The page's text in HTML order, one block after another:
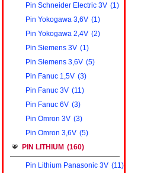
Pin Schneider Electric 3V (1)
Pin Yokogawa 3,6V (1)
Pin Yokogawa 2,4V (2)
Pin Siemens 3V (1)
Pin Siemens 3,6V (5)
Pin Fanuc 1,5V (3)
Pin Fanuc 3V (11)
Pin Fanuc 6V (3)
Pin Omron 3V (3)
Pin Omron 3,6V (5)
PIN LITHIUM (160)
Pin Lithium Panasonic 3V (11)